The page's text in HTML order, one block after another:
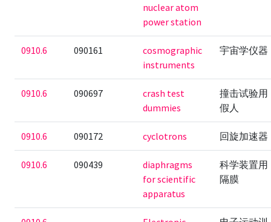
nuclear atom
power station
0910.6 090161
cosmographic
instruments
宇宙学仪器
0910.6 090697
crash test
dummies
撞击试验用
假人
0910.6 090172 cyclotrons 回旋加速器
0910.6 090439
diaphragms
for scientific
apparatus
科学装置用
隔膜